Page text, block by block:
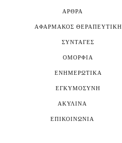
ΑΡΘΡΑ
ΑΦΑΡΜΑΚΟΣ ΘΕΡΑΠΕΥΤΙΚΗ
ΣΥΝΤΑΓΕΣ
ΟΜΟΡΦΙΑ
ΕΝΗΜΕΡΩΤΙΚΑ
ΕΓΚΥΜΟΣΥΝΗ
ΑΚΥΛΙΝΑ
ΕΠΙΚΟΙΝΩΝΙΑ